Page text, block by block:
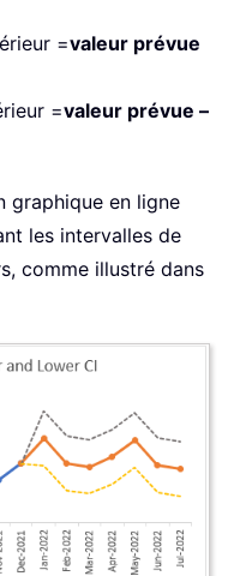
=valeur prévue
=valeur prévue –
graphique en ligne
les intervalles de
comme illustré dans